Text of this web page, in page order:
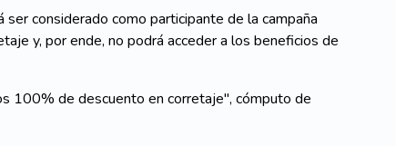
considerado como participante de la campaña
y, por ende, no podrá acceder a los beneficios de
100% de descuento en corretaje", cómputo de